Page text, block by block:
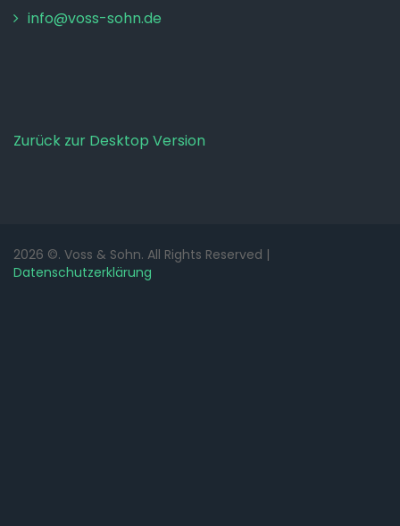
info@voss-sohn.de
Zurück zur Desktop Version
2026 ©. Voss & Sohn. All Rights Reserved |
Datenschutzerklärung